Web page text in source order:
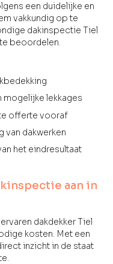
een duidelijke en
vakkundig op te
dakinspectie Tiel
beoordelen.
mogelijke lekkages
offerte vooraf
van dakwerken
het eindresultaat
aan in
dakdekker Tiel
kosten. Met een
inzicht in de staat